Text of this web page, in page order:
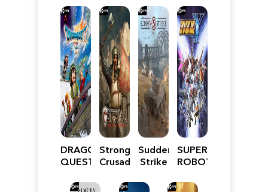
DRAGON
QUEST
Reimagined
Stronghold
Crusader:
Edition
Sudden
Strike
SUPER
ROBOT
Y